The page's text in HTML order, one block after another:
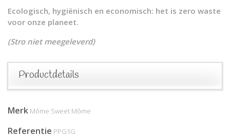
Ecologisch, hygiënisch en economisch: het is zero waste
voor onze planeet.
(Stro niet meegeleverd)
Productdetails
Merk Môme Sweet Môme
Referentie PPG1G